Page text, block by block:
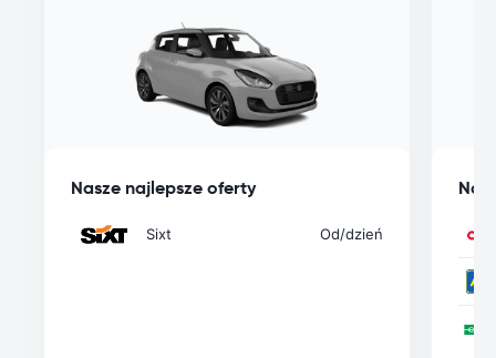
Nasze najlepsze oferty
Sixt Od/dzień